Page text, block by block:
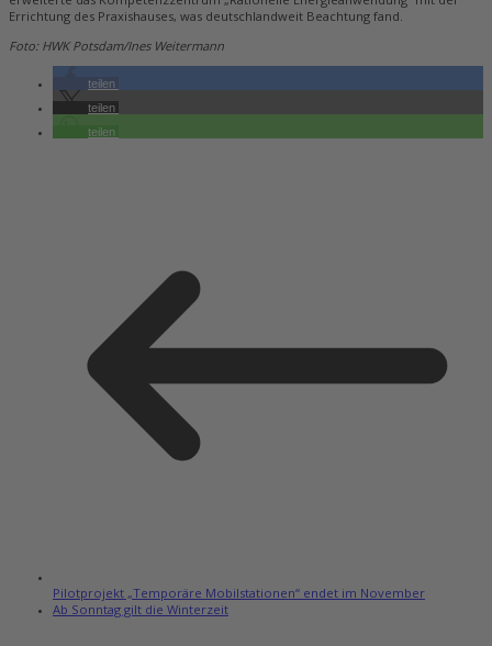
Errichtung des Praxishauses, was deutschlandweit Beachtung fand.
Foto: HWK Potsdam/Ines Weitermann
teilen
teilen
teilen
Pilotprojekt „Temporäre Mobilstationen“ endet im November
Ab Sonntag gilt die Winterzeit